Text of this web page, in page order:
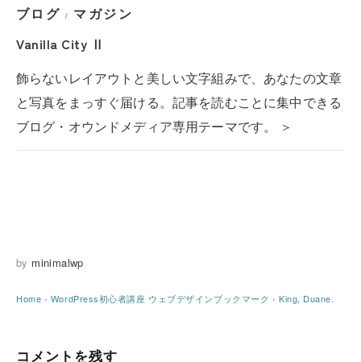
ブログ / マガジン
Vanilla City Ⅱ
飾らないレイアウトと美しい文字組みで、あなたの文章
と写真をまっすぐ届ける。記事を読むことに集中できる
ブログ・オウンドメディア専用テーマです。 ＞
by minimalwp
Home › WordPress初心者講座 ウェブデザインブックマーク › King, Duane.
コメントを残す